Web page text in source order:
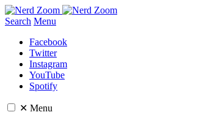
Search Menu
Facebook
Twitter
Instagram
YouTube
Spotify
✕ Menu